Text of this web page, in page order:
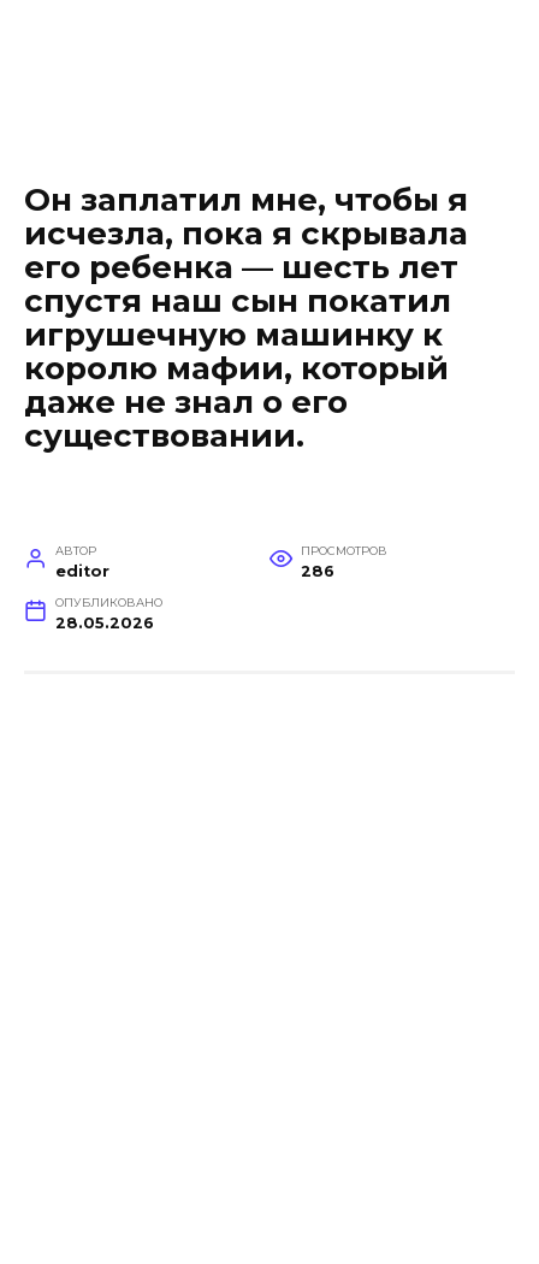
Он заплатил мне, чтобы я
исчезла, пока я скрывала
его ребенка — шесть лет
спустя наш сын покатил
игрушечную машинку к
королю мафии, который
даже не знал о его
существовании.
АВТОР
editor
ПРОСМОТРОВ
286
ОПУБЛИКОВАНО
28.05.2026